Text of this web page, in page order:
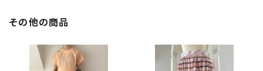
その他の商品